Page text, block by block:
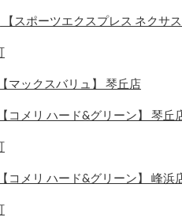
【スポーツエクスプレス ネクサ
【マックスバリュ】 琴丘店
【コメリ ハード&グリーン】 琴丘
【コメリ ハード&グリーン】 峰浜